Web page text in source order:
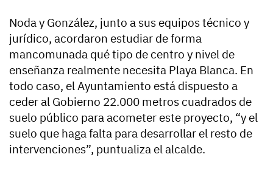
Noda y González, junto a sus equipos técnico y
jurídico, acordaron estudiar de forma
mancomunada qué tipo de centro y nivel de
enseñanza realmente necesita Playa Blanca. En
todo caso, el Ayuntamiento está dispuesto a
ceder al Gobierno 22.000 metros cuadrados de
suelo público para acometer este proyecto, “y el
suelo que haga falta para desarrollar el resto de
intervenciones”, puntualiza el alcalde.